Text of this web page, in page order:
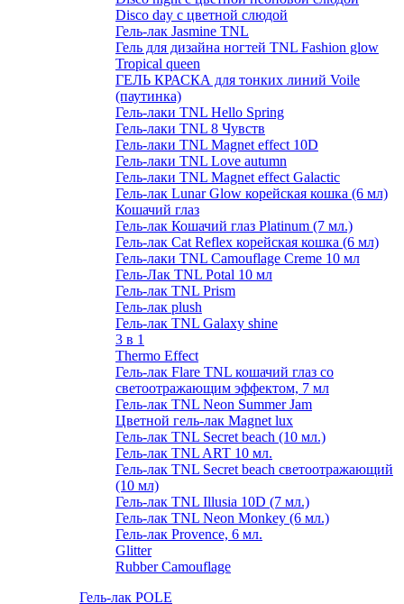
Disco day с цветной слюдой
Гель-лак Jasmine TNL
Гель для дизайна ногтей TNL Fashion glow
Tropical queen
ГЕЛЬ КРАСКА для тонких линий Voile
(паутинка)
Гель-лаки TNL Hello Spring
Гель-лаки TNL 8 Чувств
Гель-лаки TNL Magnet effect 10D
Гель-лаки TNL Love autumn
Гель-лаки TNL Magnet effect Galactic
Гель-лак Lunar Glow корейская кошка (6 мл)
Кошачий глаз
Гель-лак Кошачий глаз Platinum (7 мл.)
Гель-лак Cat Reflex корейская кошка (6 мл)
Гель-лаки TNL Camouflage Creme 10 мл
Гель-Лак TNL Potal 10 мл
Гель-лак TNL Prism
Гель-лак plush
Гель-лак TNL Galaxy shine
3 в 1
Thermo Effect
Гель-лак Flare TNL кошачий глаз со
светоотражающим эффектом, 7 мл
Гель-лак TNL Neon Summer Jam
Цветной гель-лак Magnet lux
Гель-лак TNL Secret beach (10 мл.)
Гель-лак TNL ART 10 мл.
Гель-лак TNL Secret beach светоотражающий
(10 мл)
Гель-лак TNL Illusia 10D (7 мл.)
Гель-лак TNL Neon Monkey (6 мл.)
Гель-лак Provence, 6 мл.
Glitter
Rubber Camouflage
Гель-лак POLE